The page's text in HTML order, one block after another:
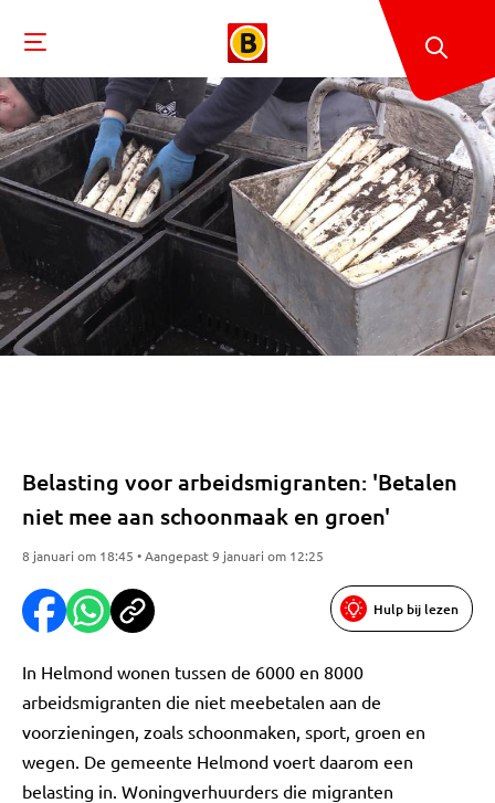
Belasting voor arbeidsmigranten: 'Betalen
niet mee aan schoonmaak en groen'
8 januari om 18:45 • Aangepast 9 januari om 12:25
Hulp bij lezen
In Helmond wonen tussen de 6000 en 8000
arbeidsmigranten die niet meebetalen aan de
voorzieningen, zoals schoonmaken, sport, groen en
wegen. De gemeente Helmond voert daarom een
belasting in. Woningverhuurders die migranten